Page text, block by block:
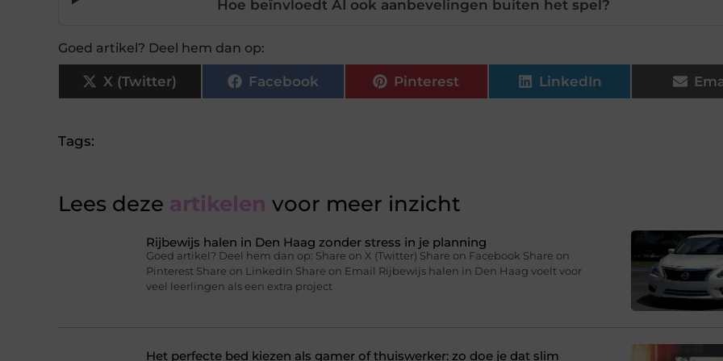
Hoe beïnvloedt AI ook aanbevelingen buiten het spel?
Goed artikel? Deel hem dan op:
X (Twitter) Facebook Pinterest LinkedIn
Tags:
Lees deze artikelen voor meer inzicht
Rijbewijs halen in Den Haag zonder stress in je planning
Goed artikel? Deel hem dan op: Share on X (Twitter) Share on Facebook Share on
Pinterest Share on LinkedIn Share on Email Rijbewijs halen in Den Haag voelt voor
veel leerlingen als een extra project
Het perfecte bed kiezen als gamer of thuiswerker: zo doe je dat slim